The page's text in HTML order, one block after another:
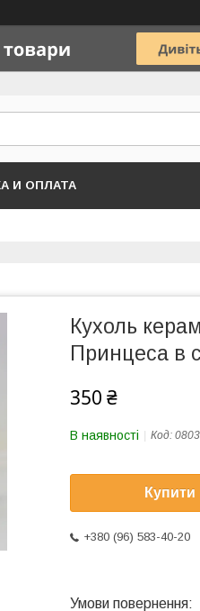
И ОПЛАТА
Кухоль
Принцеса в
350 ₴
В наявності Код:
Купити
+380 (96) 583-40-20